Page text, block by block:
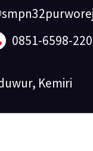
0851-6598-
Kemiri